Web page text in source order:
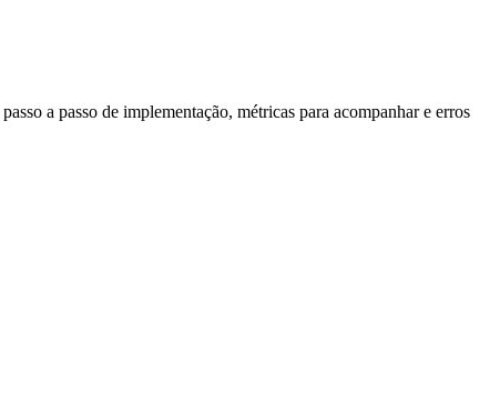
a passo de implementação, métricas para acompanhar e erros